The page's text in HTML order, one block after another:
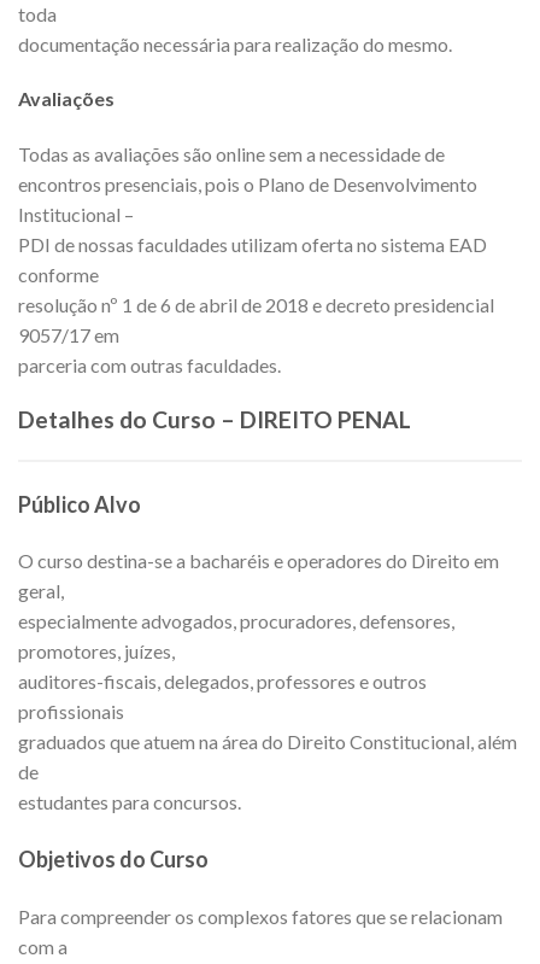
toda
documentação necessária para realização do mesmo.
Avaliações
Todas as avaliações são online sem a necessidade de
encontros presenciais, pois o Plano de Desenvolvimento
Institucional –
PDI de nossas faculdades utilizam oferta no sistema EAD
conforme
resolução nº 1 de 6 de abril de 2018 e decreto presidencial
9057/17 em
parceria com outras faculdades.
Detalhes do Curso – DIREITO PENAL
Público Alvo
O curso destina-se a bacharéis e operadores do Direito em
geral,
especialmente advogados, procuradores, defensores,
promotores, juízes,
auditores-fiscais, delegados, professores e outros
profissionais
graduados que atuem na área do Direito Constitucional, além
de
estudantes para concursos.
Objetivos do Curso
Para compreender os complexos fatores que se relacionam
com a